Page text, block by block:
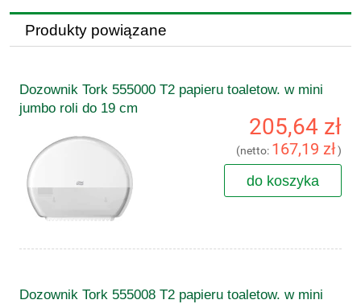
Produkty powiązane
Dozownik Tork 555000 T2 papieru toaletow. w mini
jumbo roli do 19 cm
205,64 zł
(netto: 167,19 zł)
do koszyka
Dozownik Tork 555008 T2 papieru toaletow. w mini